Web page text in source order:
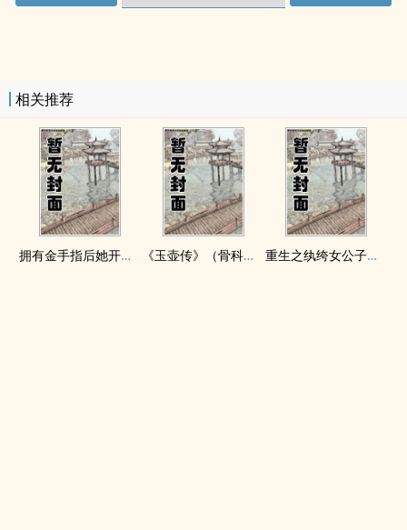
相关推荐
拥有金手指后她开始为所欲为（nph） 《玉壶传》（骨科）（兄妹）（np） 重生之纨绔女公子（NPH）